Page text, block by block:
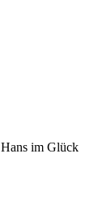
im Glück